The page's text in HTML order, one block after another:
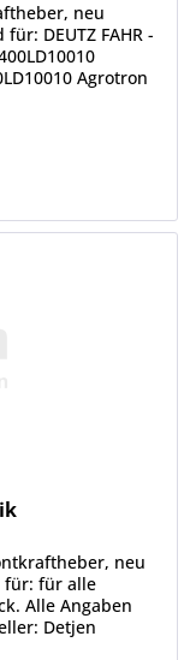
neu
DEUTZ FAHR -
Agrotron
neu
für: für alle
Alle Angaben
Detjen